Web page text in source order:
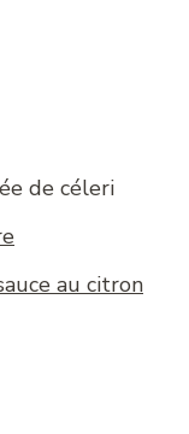
de céleri
au citron